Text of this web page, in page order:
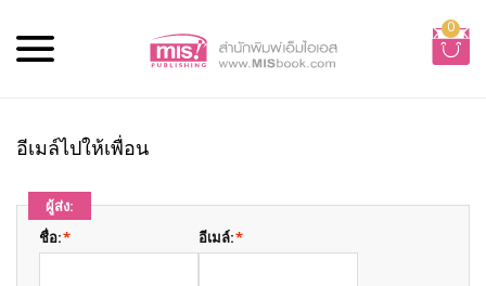
0
อีเมล์ไปให้เพื่อน
ผู้ส่ง:
*
ชื่อ: *
อีเมล์: